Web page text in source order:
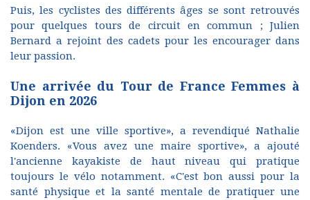
Puis, les cyclistes des différents âges se sont retrouvés
pour quelques tours de circuit en commun ; Julien
Bernard a rejoint des cadets pour les encourager dans
leur passion.
Une arrivée du Tour de France Femmes à
Dijon en 2026
«Dijon est une ville sportive», a revendiqué Nathalie
Koenders. «Vous avez une maire sportive», a ajouté
l'ancienne kayakiste de haut niveau qui pratique
toujours le vélo notamment. «C'est bon aussi pour la
santé physique et la santé mentale de pratiquer une